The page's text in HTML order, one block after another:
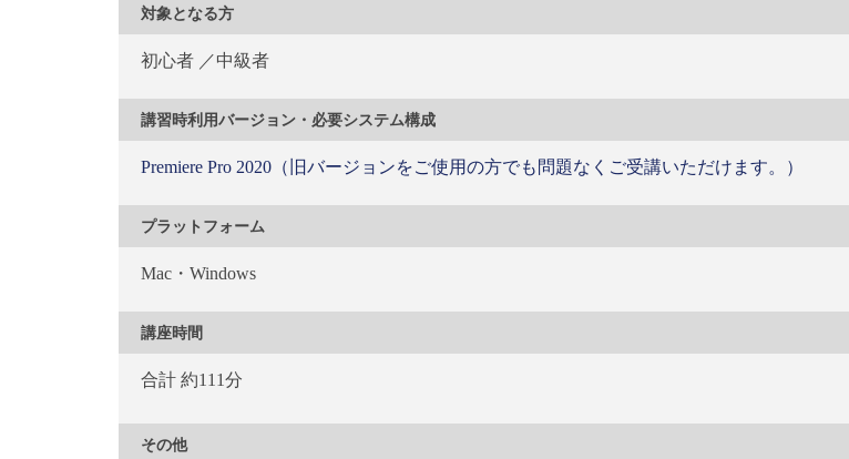
対象となる方
初心者 ／中級者
講習時利用バージョン・必要システム構成
Premiere Pro 2020（旧バージョンをご使用の方でも問題なくご受講いただけます。）
プラットフォーム
Mac・Windows
講座時間
合計 約111分
その他